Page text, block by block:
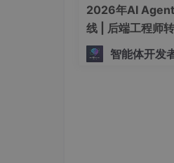
黄金法则2：渐
分阶段提交需
2026年AI
线 | 后端工程师
手搓生产级多
智能体开发